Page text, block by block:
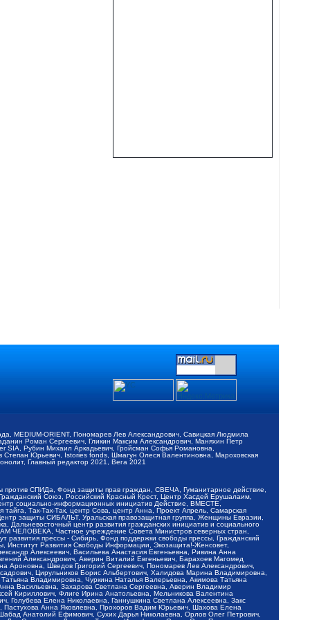
MEDIUM-ORIENT, Пономарев Лев Александрович, Савицкая Людмила
Роман Сергеевич, Гликин Максим Александрович, Маняхин Петр
Рубин Михаил Аркадьевич, Гройсман Софья Романовна,
Юрьевич, Istories fonds, Шмагун Олеся Валентиновна, Мароховская
Главный редактор 2021, Вега 2021
СПИДа, Фонд защиты прав граждан, СВЕЧА, Гуманитарное действие,
Союз, Российский Красный Крест, Центр Хасдей Ерушалаим,
социально-информационных инициатив Действие, ВМЕСТЕ,
Так-Так-Так, центр Сова, центр Анна, Проект Апрель, Самарская
защиты СИБАЛЬТ, Уральская правозащитная группа, Женщины Евразии,
Дальневосточный центр развития гражданских инициатив и социального
ЧЕЛОВЕКА, Частное учреждение Совета Министров северных стран,
прессы - Сибирь, Фонд поддержки свободы прессы, Гражданский
Институт Развития Свободы Информации, Экозащита!-Женсовет,
Алексеевич, Васильева Анастасия Евгеньевна, Ривина Анна
Александрович, Аверин Виталий Евгеньевич, Барахоев Магомед
Шведов Григорий Сергеевич, Пономарев Лев Александрович,
Цирульников Борис Альбертович, Халидова Марина Владимировна,
Владимировна, Чуркина Наталья Валерьевна, Акимова Татьяна
Васильевна, Захарова Светлана Сергеевна, Аверин Владимир
Кириллович, Флиге Ирина Анатольевна, Мельникова Валентина
Елена Николаевна, Ганнушкина Светлана Алексеевна, Закс
Анна Яковлевна, Прохоров Вадим Юрьевич, Шахова Елена
Анатолий Ефимович, Сухих Дарья Николаевна, Орлов Олег Петрович,